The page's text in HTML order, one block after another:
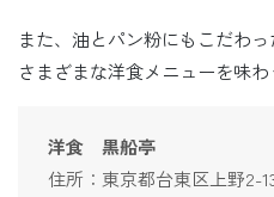
また、油とパン粉にもこだわっ
さまざまな洋食メニューを味わ
洋食 黒船亭
住所：東京都台東区上野2-